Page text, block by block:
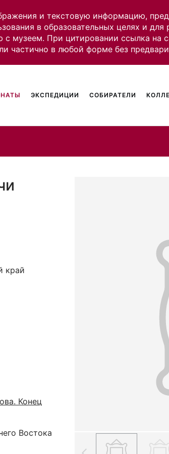
и текстовую информацию,
в образовательных целях и
с музеем. При цитировании ссылка на
частично в любой форме без
ЭКСПЕДИЦИИ СОБИРАТЕЛИ
край
Конец
Востока